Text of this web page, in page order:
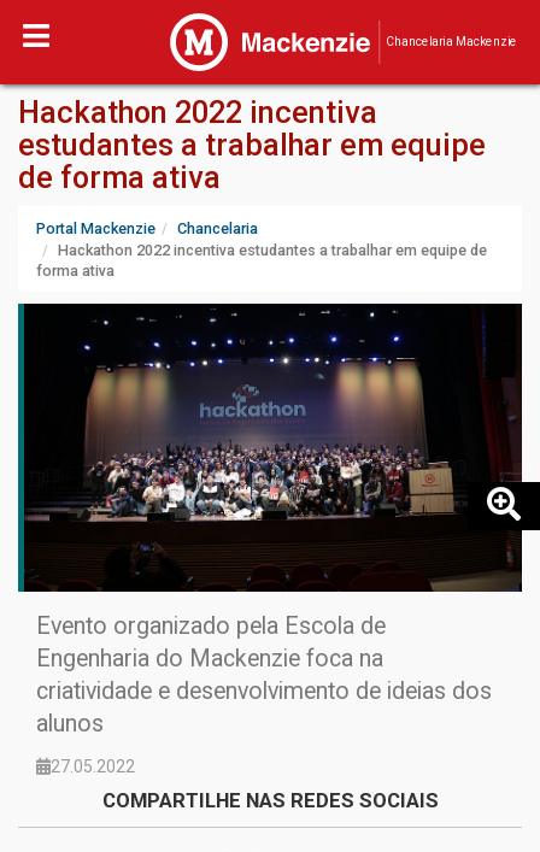
Chancelaria Mackenzie
Hackathon 2022 incentiva
estudantes a trabalhar em equipe
de forma ativa
Portal Mackenzie
Chancelaria
Hackathon 2022 incentiva estudantes a trabalhar em equipe de
forma ativa
Evento organizado pela Escola de
Engenharia do Mackenzie foca na
criatividade e desenvolvimento de ideias dos
alunos
27.05.2022
COMPARTILHE NAS REDES SOCIAIS